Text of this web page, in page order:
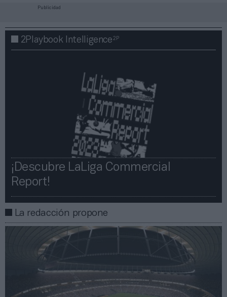
Publicidad
2Playbook Intelligence2P
¡Descubre LaLiga Commercial
Report!​​
La redacción propone